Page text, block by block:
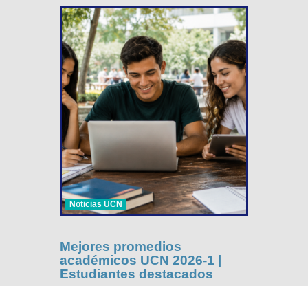
Noticias UCN
Mejores promedios
académicos UCN 2026-1 |
Estudiantes destacados